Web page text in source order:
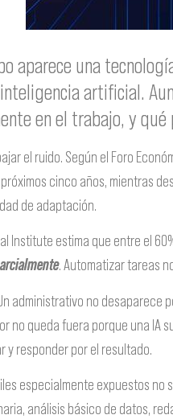
aparece una
artificial.
en el trabajo, y qué
el ruido. Según el Foro
cinco años, mientras
de adaptación.
Institute estima que entre el
. Automatizar tareas
administrativo no
no queda fuera porque una IA
y responder por el resultado.
especialmente expuestos
análisis básico de datos,